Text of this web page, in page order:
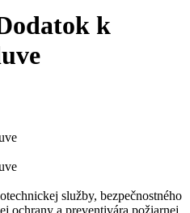
k
služby, bezpečnostného
ochrany a preventivára požiarnej